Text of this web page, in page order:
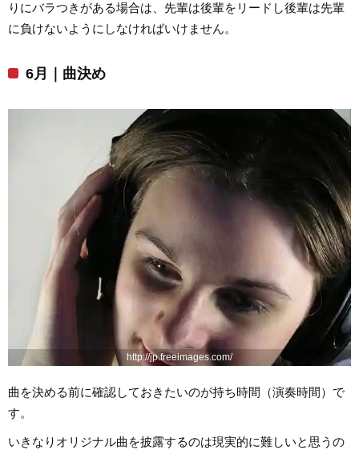
りにバラつきがある場合は、先輩は後輩をリードし後輩は先輩
に負けないようにしなければいけません。
6月｜曲決め
http://jp.freeimages.com/
曲を決める前に確認しておきたいのが持ち時間（演奏時間）で
す。
いきなりオリジナル曲を披露するのは現実的に難しいと思うの